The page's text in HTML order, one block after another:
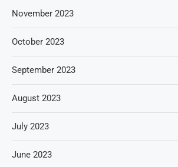
November 2023
October 2023
September 2023
August 2023
July 2023
June 2023